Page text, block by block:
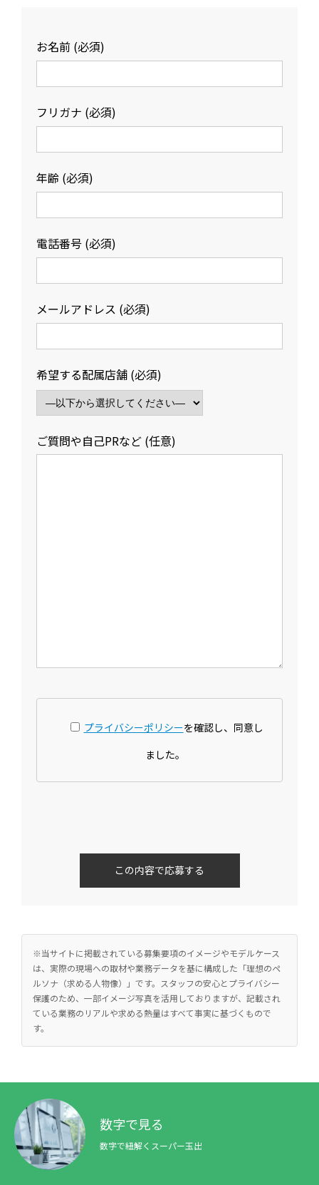
お名前 (必須)
フリガナ (必須)
年齢 (必須)
電話番号 (必須)
メールアドレス (必須)
希望する配属店舗 (必須)
ご質問や自己PRなど (任意)
プライバシーポリシーを確認し、同意し
ました。
ル
ド
は
空
ま
に
し
※当サイトに掲載されている募集要項のイメージやモデルケース
は、実際の現場への取材や業務データを基に構成した「理想のペ
ルソナ（求める人物像）」です。スタッフの安心とプライバシー
保護のため、一部イメージ写真を活用しておりますが、記載され
ている業務のリアルや求める熱量はすべて事実に基づくもので
す。
数字で見る
数字で紐解くスーパー玉出